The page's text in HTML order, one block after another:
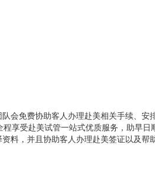
会免费协助客人办理赴美相关手续、
享受赴美试管一站式优质服务，助早日
料，并且协助客人办理赴美签证以及